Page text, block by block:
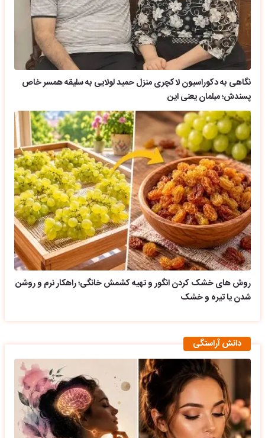
نگاهی به دکوراسیون لاکچری منزل حمید لولایی به سلیقه همسر خاص
پسندش؛ مبلمان یعنی این
روش های خشک کردن انگور و تهیه کشمش خانگی؛ راهکار نرم و روشن
شدن یا تیره و خشک
دانش آراستگی